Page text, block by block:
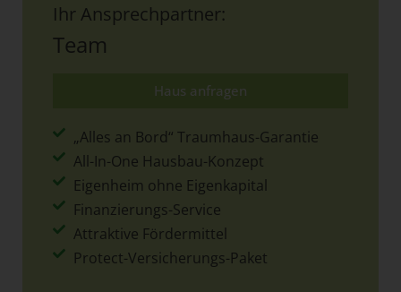
Ihr Ansprechpartner:
Team
Haus anfragen
„Alles an Bord“ Traumhaus-Garantie
All-In-One Hausbau-Konzept
Eigenheim ohne Eigenkapital
Finanzierungs-Service
Attraktive Fördermittel
Protect-Versicherungs-Paket